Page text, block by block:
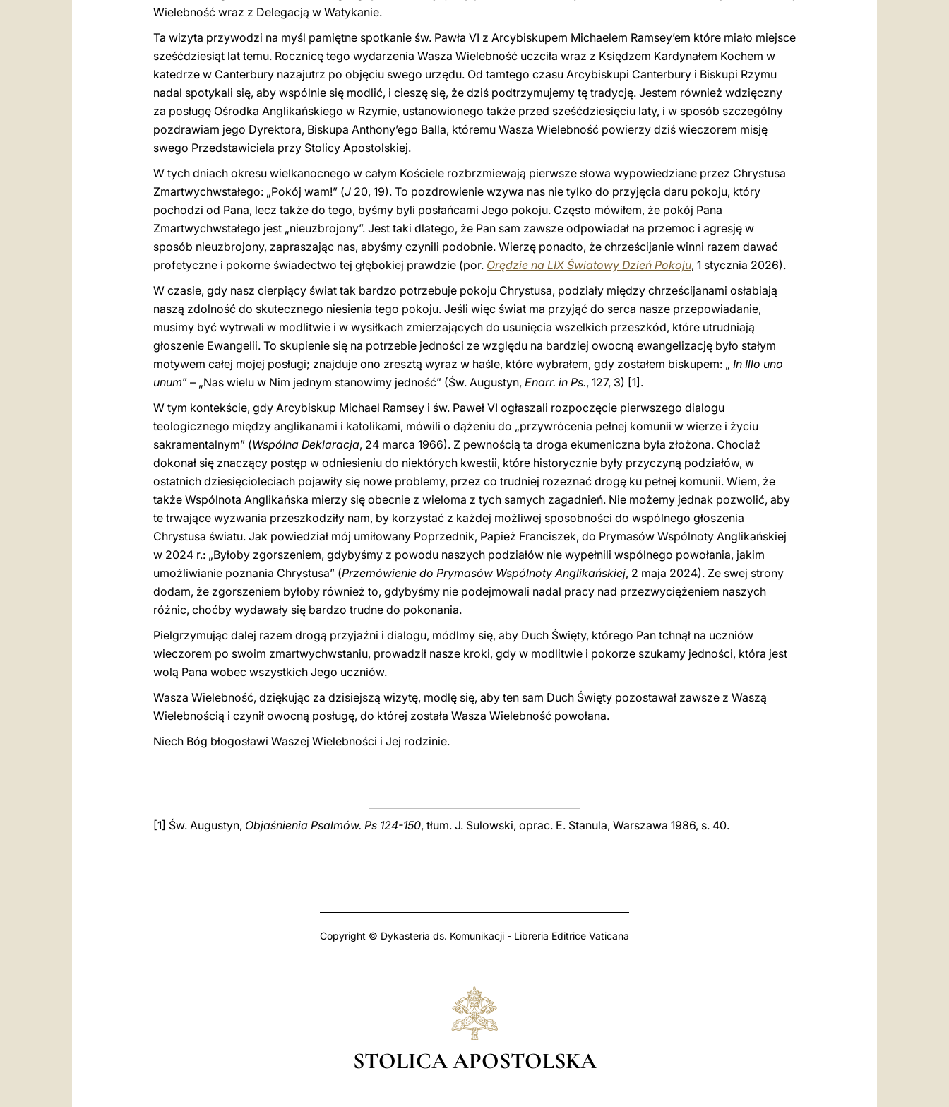
Wielebność wraz z Delegacją w Watykanie.
Ta wizyta przywodzi na myśl pamiętne spotkanie św. Pawła VI z Arcybiskupem Michaelem Ramsey’em które miało miejsce
sześćdziesiąt lat temu. Rocznicę tego wydarzenia Wasza Wielebność uczciła wraz z Księdzem Kardynałem Kochem w
katedrze w Canterbury nazajutrz po objęciu swego urzędu. Od tamtego czasu Arcybiskupi Canterbury i Biskupi Rzymu
nadal spotykali się, aby wspólnie się modlić, i cieszę się, że dziś podtrzymujemy tę tradycję. Jestem również wdzięczny
za posługę Ośrodka Anglikańskiego w Rzymie, ustanowionego także przed sześćdziesięciu laty, i w sposób szczególny
pozdrawiam jego Dyrektora, Biskupa Anthony’ego Balla, któremu Wasza Wielebność powierzy dziś wieczorem misję
swego Przedstawiciela przy Stolicy Apostolskiej.
W tych dniach okresu wielkanocnego w całym Kościele rozbrzmiewają pierwsze słowa wypowiedziane przez Chrystusa
Zmartwychwstałego: „Pokój wam!” (J 20, 19). To pozdrowienie wzywa nas nie tylko do przyjęcia daru pokoju, który
pochodzi od Pana, lecz także do tego, byśmy byli posłańcami Jego pokoju. Często mówiłem, że pokój Pana
Zmartwychwstałego jest „nieuzbrojony”. Jest taki dlatego, że Pan sam zawsze odpowiadał na przemoc i agresję w
sposób nieuzbrojony, zapraszając nas, abyśmy czynili podobnie. Wierzę ponadto, że chrześcijanie winni razem dawać
profetyczne i pokorne świadectwo tej głębokiej prawdzie (por. Orędzie na LIX Światowy Dzień Pokoju, 1 stycznia 2026).
W czasie, gdy nasz cierpiący świat tak bardzo potrzebuje pokoju Chrystusa, podziały między chrześcijanami osłabiają
naszą zdolność do skutecznego niesienia tego pokoju. Jeśli więc świat ma przyjąć do serca nasze przepowiadanie,
musimy być wytrwali w modlitwie i w wysiłkach zmierzających do usunięcia wszelkich przeszkód, które utrudniają
głoszenie Ewangelii. To skupienie się na potrzebie jedności ze względu na bardziej owocną ewangelizację było stałym
motywem całej mojej posługi; znajduje ono zresztą wyraz w haśle, które wybrałem, gdy zostałem biskupem: „ In Illo uno
unum” – „Nas wielu w Nim jednym stanowimy jedność” (Św. Augustyn, Enarr. in Ps., 127, 3) [1].
W tym kontekście, gdy Arcybiskup Michael Ramsey i św. Paweł VI ogłaszali rozpoczęcie pierwszego dialogu
teologicznego między anglikanami i katolikami, mówili o dążeniu do „przywrócenia pełnej komunii w wierze i życiu
sakramentalnym” (Wspólna Deklaracja, 24 marca 1966). Z pewnością ta droga ekumeniczna była złożona. Chociaż
dokonał się znaczący postęp w odniesieniu do niektórych kwestii, które historycznie były przyczyną podziałów, w
ostatnich dziesięcioleciach pojawiły się nowe problemy, przez co trudniej rozeznać drogę ku pełnej komunii. Wiem, że
także Wspólnota Anglikańska mierzy się obecnie z wieloma z tych samych zagadnień. Nie możemy jednak pozwolić, aby
te trwające wyzwania przeszkodziły nam, by korzystać z każdej możliwej sposobności do wspólnego głoszenia
Chrystusa światu. Jak powiedział mój umiłowany Poprzednik, Papież Franciszek, do Prymasów Wspólnoty Anglikańskiej
w 2024 r.: „Byłoby zgorszeniem, gdybyśmy z powodu naszych podziałów nie wypełnili wspólnego powołania, jakim
umożliwianie poznania Chrystusa” (Przemówienie do Prymasów Wspólnoty Anglikańskiej, 2 maja 2024). Ze swej strony
dodam, że zgorszeniem byłoby również to, gdybyśmy nie podejmowali nadal pracy nad przezwyciężeniem naszych
różnic, choćby wydawały się bardzo trudne do pokonania.
Pielgrzymując dalej razem drogą przyjaźni i dialogu, módlmy się, aby Duch Święty, którego Pan tchnął na uczniów
wieczorem po swoim zmartwychwstaniu, prowadził nasze kroki, gdy w modlitwie i pokorze szukamy jedności, która jest
wolą Pana wobec wszystkich Jego uczniów.
Wasza Wielebność, dziękując za dzisiejszą wizytę, modlę się, aby ten sam Duch Święty pozostawał zawsze z Waszą
Wielebnością i czynił owocną posługę, do której została Wasza Wielebność powołana.
Niech Bóg błogosławi Waszej Wielebności i Jej rodzinie.
[1] Św. Augustyn, Objaśnienia Psalmów. Ps 124-150, tłum. J. Sulowski, oprac. E. Stanula, Warszawa 1986, s. 40.
Copyright © Dykasteria ds. Komunikacji - Libreria Editrice Vaticana
STOLICA APOSTOLSKA